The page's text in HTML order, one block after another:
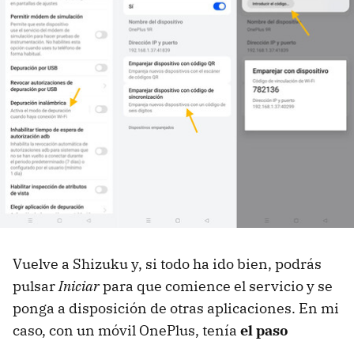
Vuelve a Shizuku y, si todo ha ido bien, podrás
pulsarIniciarpara que comience el servicio y se
ponga a disposición de otras aplicaciones. En mi
caso, con un móvil OnePlus, tenía el paso